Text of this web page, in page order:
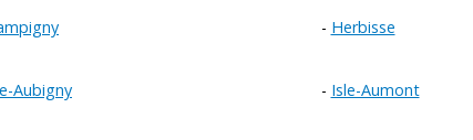
Herbisse
Aubigny Isle-Aumont